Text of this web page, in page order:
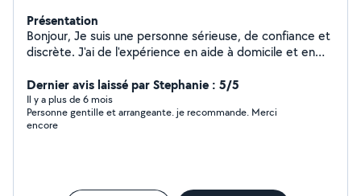
Présentation
Bonjour, Je suis une personne sérieuse, de confiance et
discrète. J'ai de l'expérience en aide à domicile et en
Dernier avis laissé par Stephanie : 5/5
Il y a plus de 6 mois
Personne gentille et arrangeante. je recommande. Merci
encore